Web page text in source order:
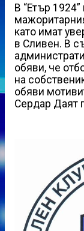
В “Етър
като имат
в Сливен. В
обяви, че
на
обяви
Сердар Даят